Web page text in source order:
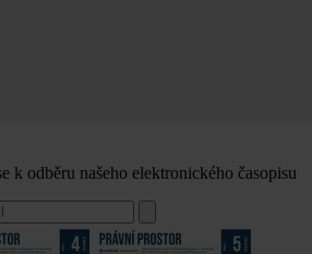
k odběru našeho elektronického časopisu